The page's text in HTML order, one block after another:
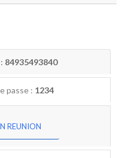
84935493840
passe : 1234
REUNION